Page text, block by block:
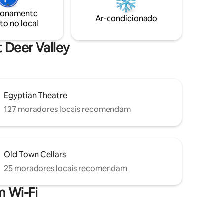
alta
o ano
energias antes de embarcar em novas
aventuras no dia seguinte! *Deck
ENORME com área de estar e banheira
condicionado *25% de desconto no
aluguel de esquis
no local
Ar-condicionado
Valley
Egyptian Theatre
127 moradores locais recomendam
Old Town Cellars
25 moradores locais recomendam
Wi-Fi